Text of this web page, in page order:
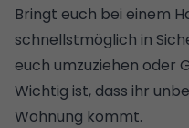
Bringt euch bei einem
schnellstmöglich in
euch umzuziehen oder
Wichtig ist, dass ihr
Wohnung kommt.